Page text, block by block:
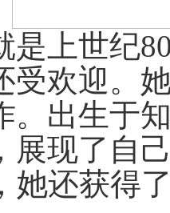
是上世纪
受欢迎。
。出生于
展现了自
她还获得